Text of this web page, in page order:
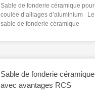
Sable de fonderie céramique
coulée d’alliages d’aluminium Le
sable de fonderie céramique
Sable de fonderie céramique
avec avantages RCS